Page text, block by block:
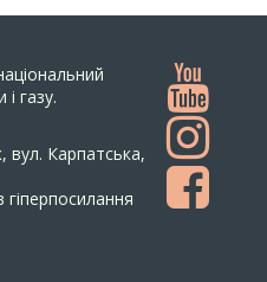
газу.
вул. Карпатська,
гіперпосилання